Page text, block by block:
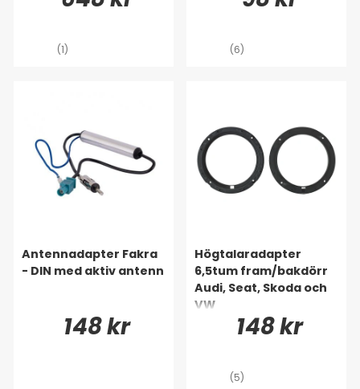
(1) (6)
Antennadapter Fakra
- DIN med aktiv antenn
148 kr
Högtalaradapter
6,5tum fram/bakdörr
Audi, Seat, Skoda och
VW
148 kr
(5)